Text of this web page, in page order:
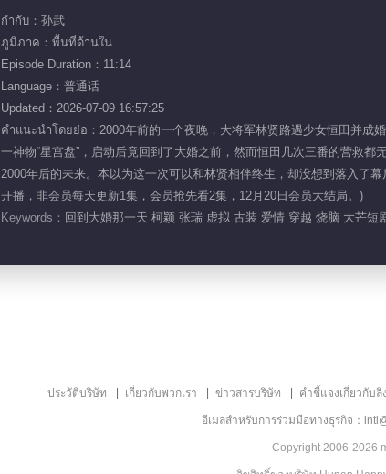
กำกับ：孙武
ภูมิภาค：พื้นที่ด้านใน
Episode Duration：11:14
Language：普通话
Updated：2026-07-09 16:57:25
คำแนะนำโดยย่อ：2000年前的一个夜晚，大将军林贤路遇少女恒田并成
一神物“星宫盘”，启动后竟回到了大婚之前，然而恒田几次三番的营救
2000年后的未来。本以为这一次可以和林贤相伴终生，却没想到落入了
开播，非会员每天更新1集，会员抢先看2集，12月20日会员大结局。)
Keywords： 回到大婚那一天 柯颖 张瑞 虚拟 古装 爱情 穿越 烧脑 大芒短
ประวัติบริษัท เกี่ยวกับพวกเรา ข่าวสารบริษัท คำชี้แจงเกี่ยวกับ
อีเมลสำหรับการร่วมมือทางธุรกิจ：
Copyright 2006-2026